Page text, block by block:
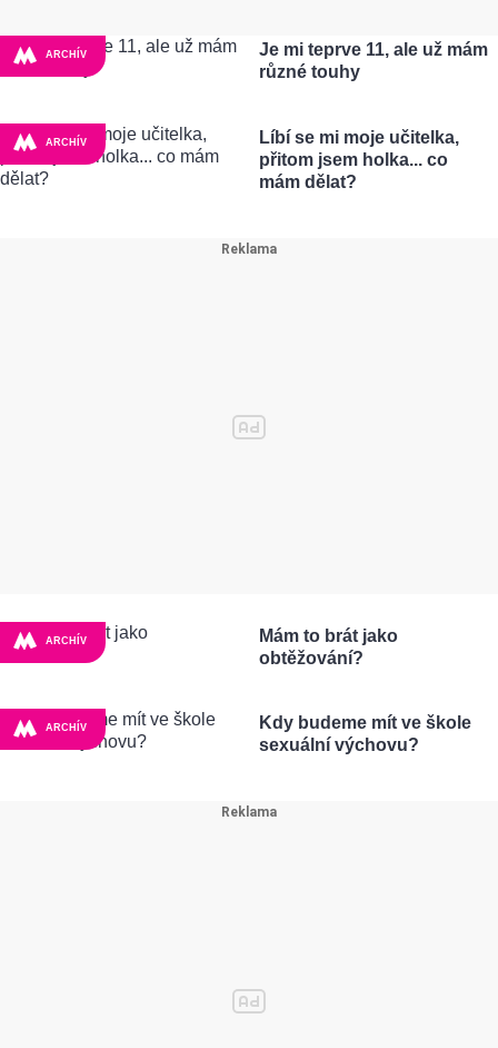
ARCHÍV
Je mi teprve 11, ale už mám
různé touhy
ARCHÍV
Líbí se mi moje učitelka,
přitom jsem holka... co
mám dělat?
ARCHÍV
Mám to brát jako
obtěžování?
ARCHÍV
Kdy budeme mít ve škole
sexuální výchovu?